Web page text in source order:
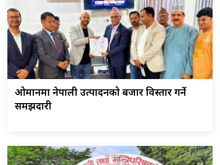
ओमानमा नेपाली उत्पादनको बजार विस्तार गर्ने
समझदारी